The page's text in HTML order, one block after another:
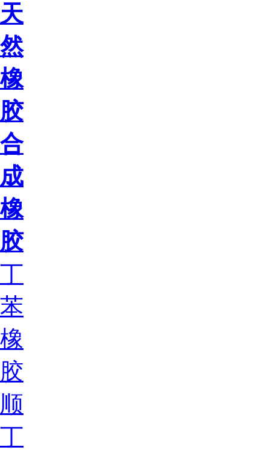
天
然
橡
胶
合
成
橡
胶
丁
苯
橡
胶
顺
丁